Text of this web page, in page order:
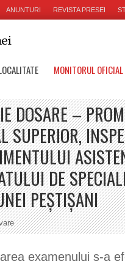
ANUNTURI REVISTA PRESEI
MONITORUL
DOSARE –
SUPERIOR,
DE
PEȘTIȘANI
examenului s-a